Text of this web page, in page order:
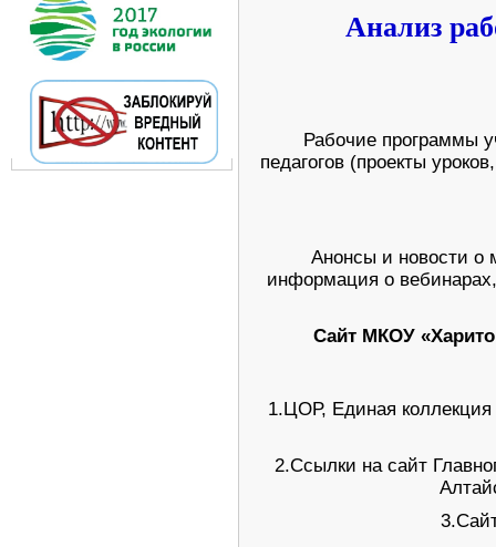
Анализ
Рабочие программы
педагогов (проекты
Анонсы и новости о
информация о
Сайт МКОУ
1.ЦОР, Единая
2.Ссылки на сайт